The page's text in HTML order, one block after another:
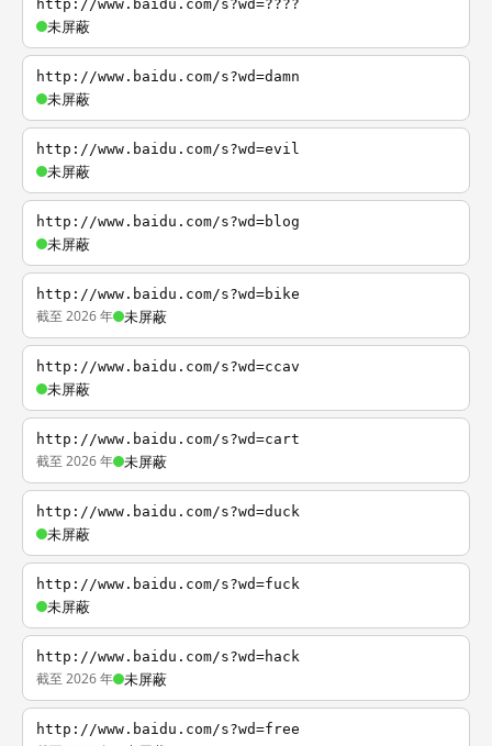
http://www.baidu.com/s?wd=????
未屏蔽
http://www.baidu.com/s?wd=damn
未屏蔽
http://www.baidu.com/s?wd=evil
未屏蔽
http://www.baidu.com/s?wd=blog
未屏蔽
http://www.baidu.com/s?wd=bike
截至 2026 年 未屏蔽
http://www.baidu.com/s?wd=ccav
未屏蔽
http://www.baidu.com/s?wd=cart
截至 2026 年 未屏蔽
http://www.baidu.com/s?wd=duck
未屏蔽
http://www.baidu.com/s?wd=fuck
未屏蔽
http://www.baidu.com/s?wd=hack
截至 2026 年 未屏蔽
http://www.baidu.com/s?wd=free